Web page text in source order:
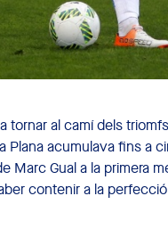
tornar al camí dels
Plana acumulava fins a
Marc Gual a la primera
contenir a la